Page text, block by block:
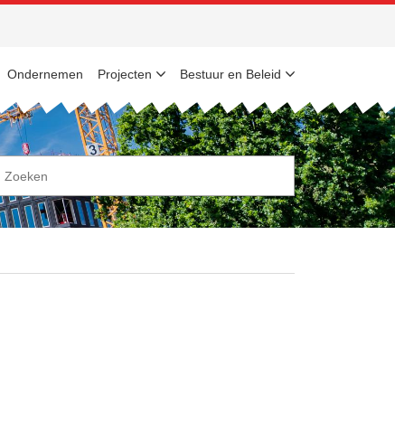
Ondernemen Projecten Bestuur en Beleid